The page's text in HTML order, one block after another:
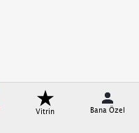
Vitrin Bana Özel